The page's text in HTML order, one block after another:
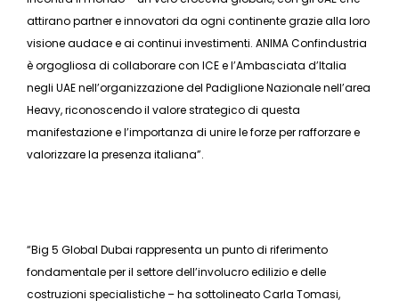
attirano partner e innovatori da ogni continente grazie alla loro
visione audace e ai continui investimenti. ANIMA Confindustria
è orgogliosa di collaborare con ICE e l’Ambasciata d’Italia
negli UAE nell’organizzazione del Padiglione Nazionale nell’area
Heavy, riconoscendo il valore strategico di questa
manifestazione e l’importanza di unire le forze per rafforzare e
valorizzare la presenza italiana”.
“Big 5 Global Dubai rappresenta un punto di riferimento
fondamentale per il settore dell’involucro edilizio e delle
costruzioni specialistiche – ha sottolineato Carla Tomasi,